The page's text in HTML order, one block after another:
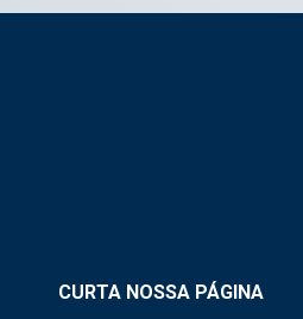
CURTA NOSSA PÁGINA